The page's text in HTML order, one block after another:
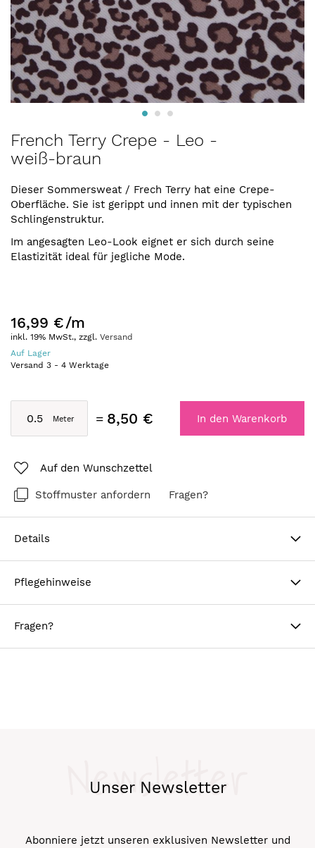
Anfang
der
springen
French Terry Crepe - Leo -
weiß-braun
Dieser Sommersweat / Frech Terry hat eine Crepe-
Oberfläche. Sie ist gerippt und innen mit der typischen
Schlingenstruktur.
Im angesagten Leo-Look eignet er sich durch seine
Elastizität ideal für jegliche Mode.
16,99 €/m
inkl. 19% MwSt., zzgl. Versand
Auf Lager
Versand 3 - 4 Werktage
8,50 € In den Warenkorb
Auf den Wunschzettel
Stoffmuster anfordern Fragen?
Details
Pflegehinweise
Fragen?
Unser Newsletter
Newsletter
Abonniere jetzt unseren exklusiven Newsletter und